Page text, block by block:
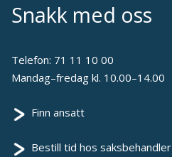
Snakk med oss
Telefon: 71 11 10 00
Mandag–fredag kl. 10.00–14.00
Finn ansatt
Bestill tid hos saksbehandler